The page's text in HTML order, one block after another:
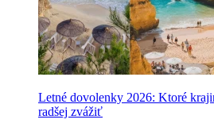
Letné dovolenky 2026: Ktoré
radšej zvážiť